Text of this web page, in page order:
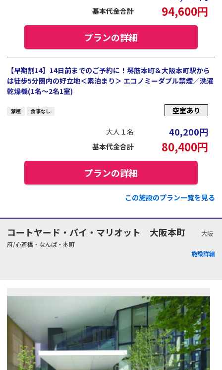
基本代金合計 94,600円
プランの詳細
【早期割14】14日前までのご予約に！堺筋本町＆大阪本町駅から
は徒歩5分圏内の好立地＜素泊まり＞ エコノミーダブル禁煙／洗濯
乾燥機(1名～2名1室)
禁煙 食事なし 空室あり
大人１名 40,200円
基本代金合計 80,400円
プランの詳細
この施設のプラン一覧を見る
コートヤード・バイ・マリオット 大阪本町
大阪
府/心斎橋・なんば・本町
施設詳細